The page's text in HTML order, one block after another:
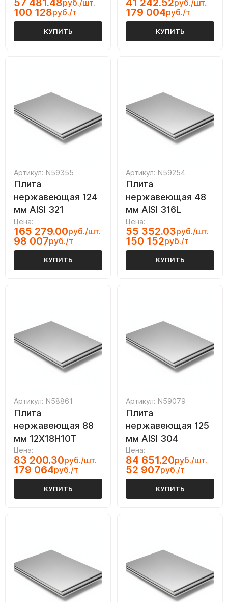
57 481.48руб./шт.
100 128руб./т
КУПИТЬ
41 242.52руб./шт.
179 004руб./т
КУПИТЬ
Артикул: N59355
Плита
нержавеющая 124
мм AISI 321
Цена:
165 279.00руб./шт.
98 007руб./т
КУПИТЬ
Артикул: N59254
Плита
нержавеющая 48
мм AISI 316L
Цена:
55 352.03руб./шт.
150 152руб./т
КУПИТЬ
Артикул: N58861
Плита
нержавеющая 88
мм 12Х18Н10Т
Цена:
83 200.30руб./шт.
179 064руб./т
КУПИТЬ
Артикул: N59079
Плита
нержавеющая 125
мм AISI 304
Цена:
84 651.20руб./шт.
52 907руб./т
КУПИТЬ